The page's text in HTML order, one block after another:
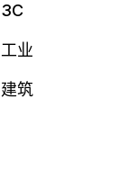
3C
工业
建筑